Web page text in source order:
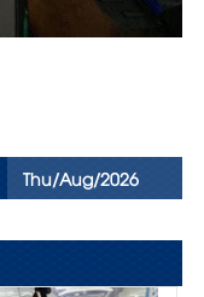
Thu/Aug/2026